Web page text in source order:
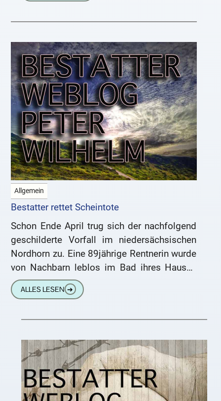
Allgemein
Bestatter rettet Scheintote
Schon Ende April trug sich der nachfolgend
geschilderte Vorfall im niedersächsischen
Nordhorn zu. Eine 89jährige Rentnerin wurde
von Nachbarn leblos im Bad ihres Hauses
vorgefunden. Der sogleich verständigte
Notarzt stellte
ALLES LESEN ➔